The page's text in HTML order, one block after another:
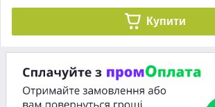
Купити